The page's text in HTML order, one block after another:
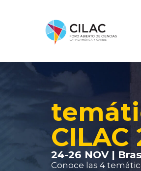
CILAC
24-26 NOV |
Conoce las 4